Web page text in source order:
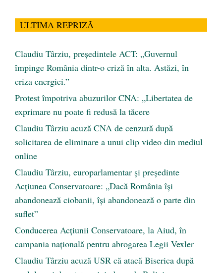
ULTIMA REPRIZĂ
Claudiu Târziu, președintele ACT: „Guvernul
împinge România dintr-o criză în alta. Astăzi, în
criza energiei.”
Protest împotriva abuzurilor CNA: „Libertatea de
exprimare nu poate fi redusă la tăcere
Claudiu Târziu acuză CNA de cenzură după
solicitarea de eliminare a unui clip video din mediul
online
Claudiu Târziu, europarlamentar și președinte
Acțiunea Conservatoare: „Dacă România își
abandonează ciobanii, își abandonează o parte din
suflet”
Conducerea Acțiunii Conservatoare, la Aiud, în
campania națională pentru abrogarea Legii Vexler
Claudiu Târziu acuză USR că atacă Biserica după